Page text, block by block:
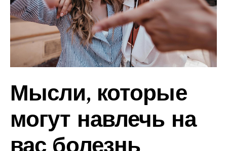
Мысли, которые
могут навлечь на